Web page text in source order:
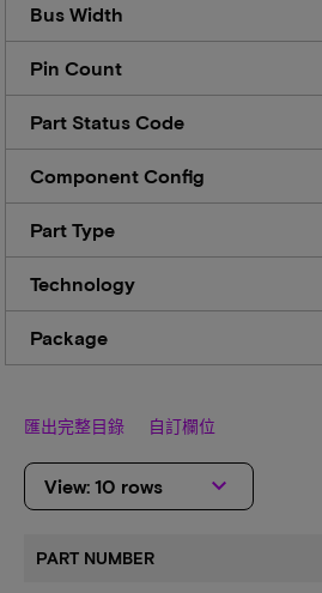
WidthBus Width
CountPin Count
StatusPart Status Code
Config
Component Config
TypePart Type
Technology
Package
匯出完整目錄 自訂欄位
View: 10 rows keyboard_arrow_down
PART NUMBER